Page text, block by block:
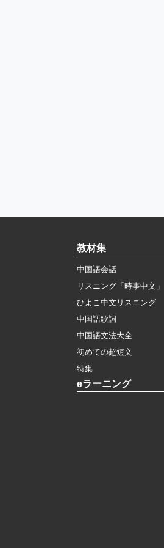
教材集
中国語会話
リスニング「時事中文」
ひよこ中文リスニング
中国語歌詞
中国語文法大全
初めての超短文
特集
eラーニング